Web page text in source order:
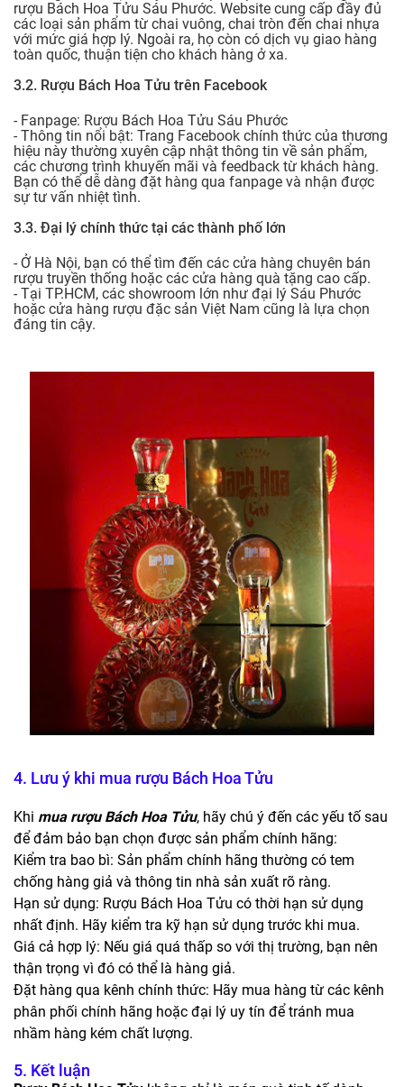
rượu Bách Hoa Tửu Sáu Phước. Website cung cấp đầy đủ
các loại sản phẩm từ chai vuông, chai tròn đến chai nhựa
với mức giá hợp lý. Ngoài ra, họ còn có dịch vụ giao hàng
toàn quốc, thuận tiện cho khách hàng ở xa.
3.2. Rượu Bách Hoa Tửu trên Facebook
- Fanpage: Rượu Bách Hoa Tửu Sáu Phước
- Thông tin nổi bật: Trang Facebook chính thức của thương
hiệu này thường xuyên cập nhật thông tin về sản phẩm,
các chương trình khuyến mãi và feedback từ khách hàng.
Bạn có thể dễ dàng đặt hàng qua fanpage và nhận được
sự tư vấn nhiệt tình.
3.3. Đại lý chính thức tại các thành phố lớn
- Ở Hà Nội, bạn có thể tìm đến các cửa hàng chuyên bán
rượu truyền thống hoặc các cửa hàng quà tặng cao cấp.
- Tại TP.HCM, các showroom lớn như đại lý Sáu Phước
hoặc cửa hàng rượu đặc sản Việt Nam cũng là lựa chọn
đáng tin cậy.
4. Lưu ý khi mua rượu Bách Hoa Tửu
Khi mua rượu Bách Hoa Tửu, hãy chú ý đến các yếu tố sau
để đảm bảo bạn chọn được sản phẩm chính hãng:
Kiểm tra bao bì: Sản phẩm chính hãng thường có tem
chống hàng giả và thông tin nhà sản xuất rõ ràng.
Hạn sử dụng: Rượu Bách Hoa Tửu có thời hạn sử dụng
nhất định. Hãy kiểm tra kỹ hạn sử dụng trước khi mua.
Giá cả hợp lý: Nếu giá quá thấp so với thị trường, bạn nên
thận trọng vì đó có thể là hàng giả.
Đặt hàng qua kênh chính thức: Hãy mua hàng từ các kênh
phân phối chính hãng hoặc đại lý uy tín để tránh mua
nhầm hàng kém chất lượng.
5. Kết luận